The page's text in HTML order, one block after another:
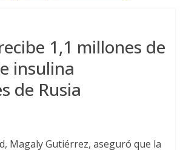
1,1 millones de
insulina
de Rusia
Magaly Gutiérrez, aseguró que la